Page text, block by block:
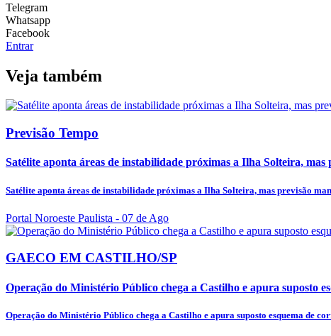
Telegram
Whatsapp
Facebook
Entrar
Veja também
Previsão Tempo
Satélite aponta áreas de instabilidade próximas a Ilha Solteira, mas
Satélite aponta áreas de instabilidade próximas a Ilha Solteira, mas previsão
Portal Noroeste Paulista - 07 de Ago
GAECO EM CASTILHO/SP
Operação do Ministério Público chega a Castilho e apura suposto
Operação do Ministério Público chega a Castilho e apura suposto esquema de